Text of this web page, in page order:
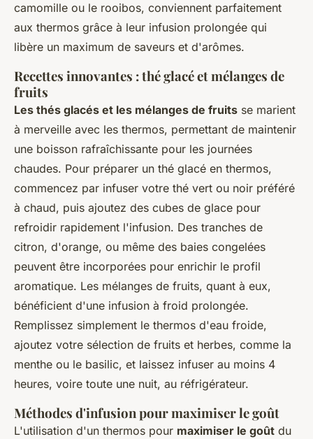
camomille ou le rooibos, conviennent parfaitement
aux thermos grâce à leur infusion prolongée qui
libère un maximum de saveurs et d'arômes.
Recettes innovantes : thé glacé et mélanges de
fruits
Les thés glacés et les mélanges de fruits se marient
à merveille avec les thermos, permettant de maintenir
une boisson rafraîchissante pour les journées
chaudes. Pour préparer un thé glacé en thermos,
commencez par infuser votre thé vert ou noir préféré
à chaud, puis ajoutez des cubes de glace pour
refroidir rapidement l'infusion. Des tranches de
citron, d'orange, ou même des baies congelées
peuvent être incorporées pour enrichir le profil
aromatique. Les mélanges de fruits, quant à eux,
bénéficient d'une infusion à froid prolongée.
Remplissez simplement le thermos d'eau froide,
ajoutez votre sélection de fruits et herbes, comme la
menthe ou le basilic, et laissez infuser au moins 4
heures, voire toute une nuit, au réfrigérateur.
Méthodes d'infusion pour maximiser le goût
L'utilisation d'un thermos pour maximiser le goût du